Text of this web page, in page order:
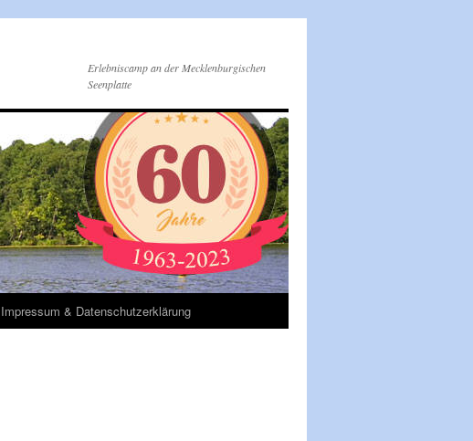
Erlebniscamp an der Mecklenburgischen
Seenplatte
Impressum & Datenschutzerklärung